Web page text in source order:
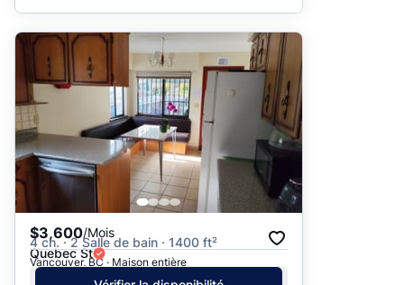
$3,600/Mois
4 ch. · 2 Salle de bain · 1400 ft²
Quebec St
Vancouver, BC · Maison entière